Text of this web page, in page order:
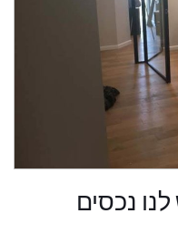
נכסים